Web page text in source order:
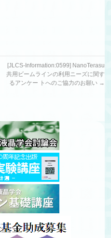
[JLCS-Information:0599] NanoTerasu
共用ビームラインの利用ニーズに関す
るアンケー トへのご協力のお願い →